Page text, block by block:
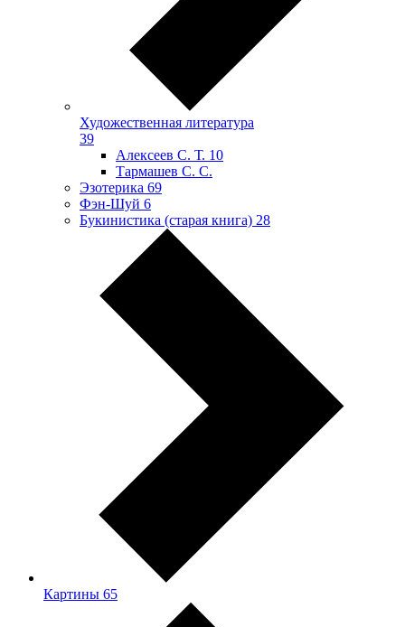
Художественная литература
39
Алексеев С. Т. 10
Тармашев С. С.
Эзотерика 69
Фэн-Шуй 6
Букинистика (старая книга) 28
Картины 65